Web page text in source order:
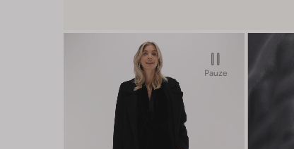
Pauze